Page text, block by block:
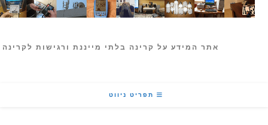
אתר המידע על קרינה בלתי מייננת ורגישות לקרינה
תפריט ניווט